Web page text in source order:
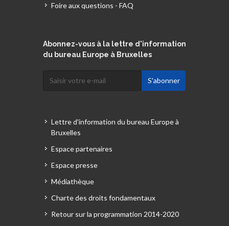
Foire aux questions - FAQ
Abonnez-vous à la lettre d'information
du bureau Europe à Bruxelles
Lettre d'information du bureau Europe à
Bruxelles
Espace partenaires
Espace presse
Médiathèque
Charte des droits fondamentaux
Retour sur la programmation 2014-2020